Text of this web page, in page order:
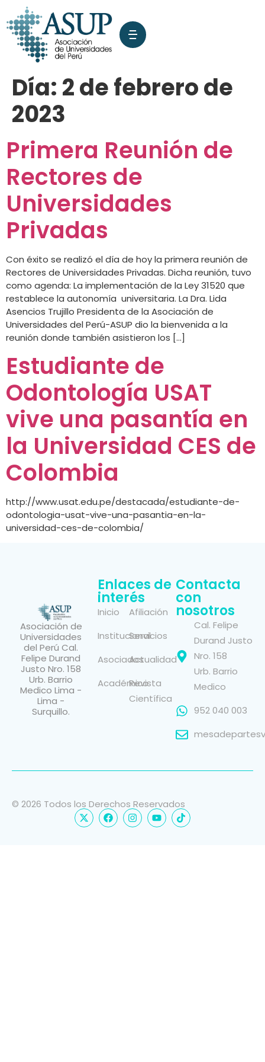
Día: 2 de febrero de
2023
Primera Reunión de
Rectores de
Universidades
Privadas
Con éxito se realizó el día de hoy la primera reunión de
Rectores de Universidades Privadas. Dicha reunión, tuvo
como agenda: La implementación de la Ley 31520 que
restablece la autonomía universitaria. La Dra. Lida
Asencios Trujillo Presidenta de la Asociación de
Universidades del Perú-ASUP dio la bienvenida a la
reunión donde también asistieron los […]
Estudiante de
Odontología USAT
vive una pasantía en
la Universidad CES de
Colombia
http://www.usat.edu.pe/destacada/estudiante-de-
odontologia-usat-vive-una-pasantia-en-la-
universidad-ces-de-colombia/
Asociación de
Universidades
del Perú Cal.
Felipe Durand
Justo Nro. 158
Urb. Barrio
Medico Lima -
Lima -
Surquillo.
Enlaces de
interés
Inicio
Institucional
Asociados
Académico
Afiliación
Servicios
Actualidad
Revista
Científica
Contacta
con
nosotros
Cal. Felipe
Durand Justo
Nro. 158
Urb. Barrio
Medico
952 040 003
© 2026 Todos los Derechos Reservados